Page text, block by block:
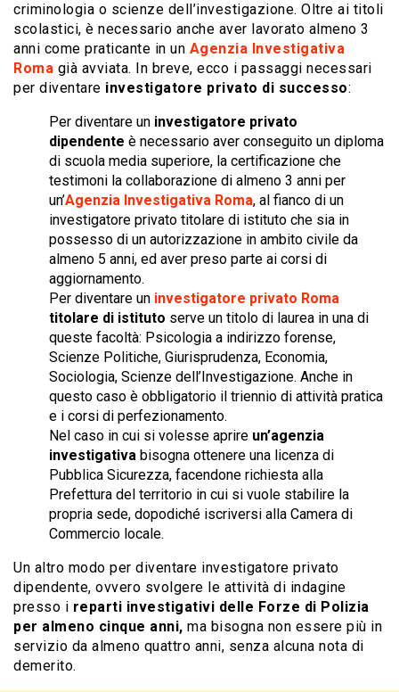
criminologia o scienze dell’investigazione. Oltre ai titoli
scolastici, è necessario anche aver lavorato almeno 3
anni come praticante in un Agenzia Investigativa
Roma già avviata. In breve, ecco i passaggi necessari
per diventare investigatore privato di successo:
Per diventare un investigatore privato
dipendente è necessario aver conseguito un diploma
di scuola media superiore, la certificazione che
testimoni la collaborazione di almeno 3 anni per
un’Agenzia Investigativa Roma, al fianco di un
investigatore privato titolare di istituto che sia in
possesso di un autorizzazione in ambito civile da
almeno 5 anni, ed aver preso parte ai corsi di
aggiornamento.
Per diventare un investigatore privato Roma
titolare di istituto serve un titolo di laurea in una di
queste facoltà: Psicologia a indirizzo forense,
Scienze Politiche, Giurisprudenza, Economia,
Sociologia, Scienze dell’Investigazione. Anche in
questo caso è obbligatorio il triennio di attività pratica
e i corsi di perfezionamento.
Nel caso in cui si volesse aprire un’agenzia
investigativa bisogna ottenere una licenza di
Pubblica Sicurezza, facendone richiesta alla
Prefettura del territorio in cui si vuole stabilire la
propria sede, dopodiché iscriversi alla Camera di
Commercio locale.
Un altro modo per diventare investigatore privato
dipendente, ovvero svolgere le attività di indagine
presso i reparti investigativi delle Forze di Polizia
per almeno cinque anni, ma bisogna non essere più in
servizio da almeno quattro anni, senza alcuna nota di
demerito.